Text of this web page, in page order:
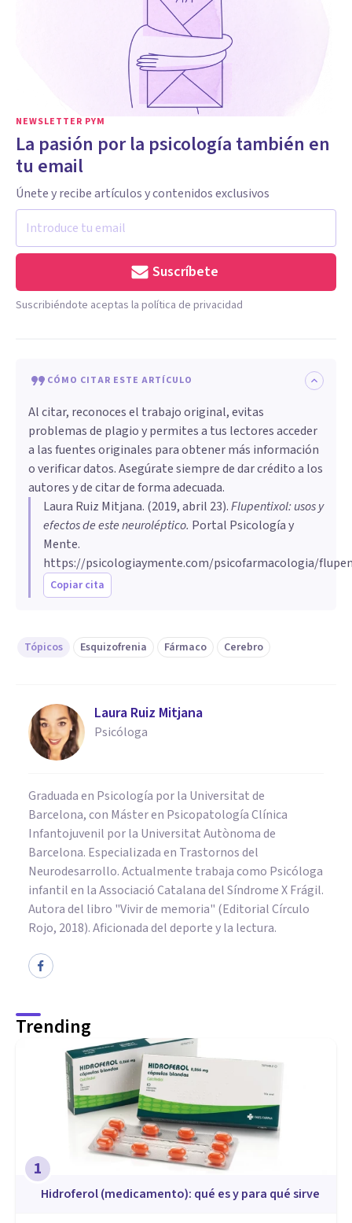
NEWSLETTER PYM
La pasión por la psicología también en
tu email
Únete y recibe artículos y contenidos exclusivos
Suscríbete
Suscribiéndote aceptas la política de privacidad
CÓMO CITAR ESTE ARTÍCULO
Al citar, reconoces el trabajo original, evitas
problemas de plagio y permites a tus lectores acceder
a las fuentes originales para obtener más información
o verificar datos. Asegúrate siempre de dar crédito a los
autores y de citar de forma adecuada.
Laura Ruiz Mitjana. (2019, abril 23).Flupentixol: usos y
efectos de este neuroléptico. Portal Psicología y
Mente.
https://psicologiaymente.com/psicofarmacologia/
Copiar cita
Tópicos Esquizofrenia Fármaco Cerebro
Laura Ruiz Mitjana
Psicóloga
Graduada en Psicología por la Universitat de
Barcelona, con Máster en Psicopatología Clínica
Infantojuvenil por la Universitat Autònoma de
Barcelona. Especializada en Trastornos del
Neurodesarrollo. Actualmente trabaja como Psicóloga
infantil en la Associació Catalana del Síndrome X Frágil.
Autora del libro "Vivir de memoria" (Editorial Círculo
Rojo, 2018). Aficionada del deporte y la lectura.
Trending
1
Hidroferol (medicamento): qué es y para qué sirve